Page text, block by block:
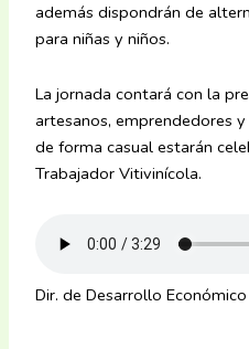
además dispondrán de
para niñas y niños.
La jornada contará con la
artesanos, emprendedores
de forma casual estarán
Trabajador Vitivinícola.
Dir. de Desarrollo